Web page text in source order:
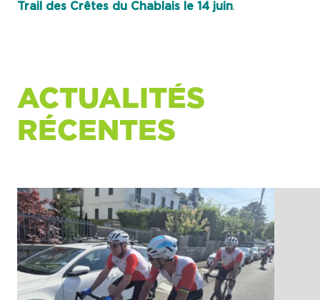
Trail des Crêtes du Chablais le 14 juin.
ACTUALITÉS
RÉCENTES